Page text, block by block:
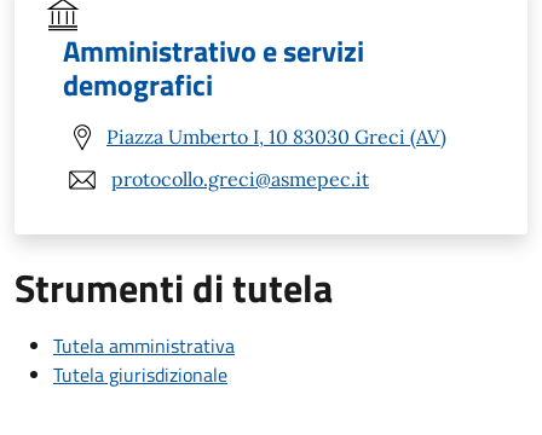
Amministrativo e servizi
demografici
Piazza Umberto I, 10 83030 Greci (AV)
protocollo.greci@asmepec.it
Strumenti di tutela
Tutela amministrativa
Tutela giurisdizionale